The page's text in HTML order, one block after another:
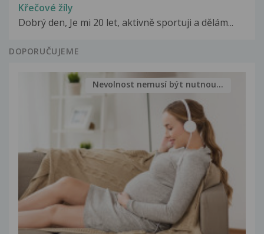
Křečové žíly
Dobrý den, Je mi 20 let, aktivně sportuji a dělám...
DOPORUČUJEME
Nevolnost nemusí být nutnou...